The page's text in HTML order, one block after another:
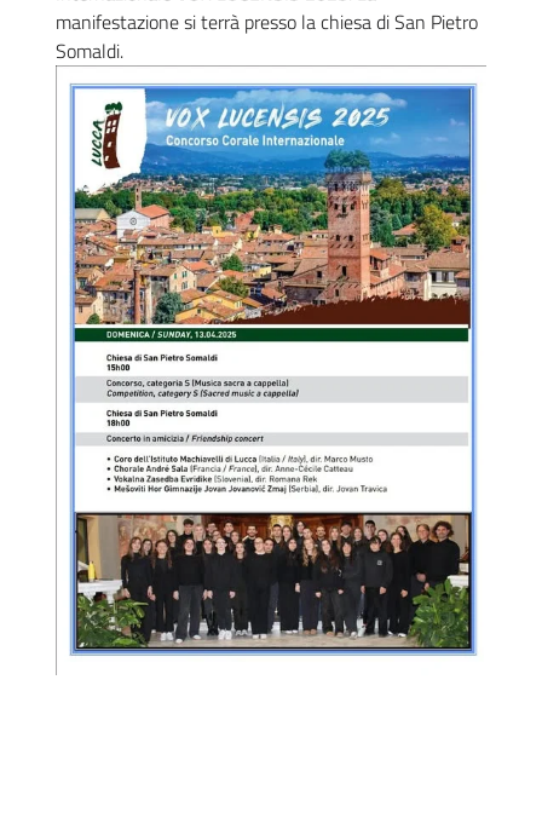
manifestazione si terrà presso la chiesa di San Pietro
Somaldi.